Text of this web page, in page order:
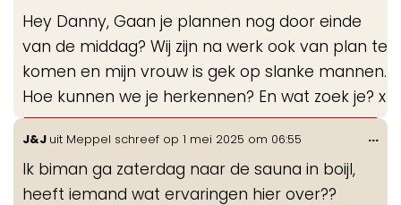
Hey Danny, Gaan je plannen nog door einde
van de middag? Wij zijn na werk ook van plan te
komen en mijn vrouw is gek op slanke mannen.
Hoe kunnen we je herkennen? En wat zoek je? x
J&J uit Meppel schreef op 1 mei 2025 om 06:55
Ik biman ga zaterdag naar de sauna in boijl,
heeft iemand wat ervaringen hier over??
...